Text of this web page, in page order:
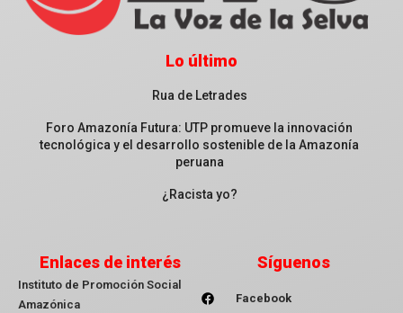
Lo último
Rua de Letrades
Foro Amazonía Futura: UTP promueve la innovación
tecnológica y el desarrollo sostenible de la Amazonía
peruana
¿Racista yo?
Enlaces de interés
Instituto de Promoción Social
Amazónica
Síguenos
Facebook